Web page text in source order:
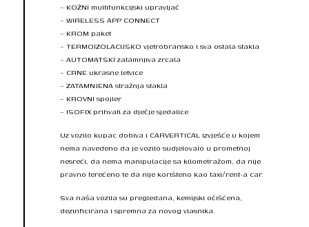
– KOŽNI multifunkcijski upravljač
– WIRELESS APP CONNECT
– KROM paket
– TERMOIZOLACIJSKO vjetrobransko i sva ostala stakla
– AUTOMATSKI zatamnjiva zrcala
– CRNE ukrasne letvice
– ZATAMNJENA stražnja stakla
– KROVNI spojler
– ISOFIX prihvati za dječje sjedalice
Uz vozilo kupac dobiva i CARVERTICAL izvješće u kojem
nema navedeno da je vozilo sudjelovalo u prometnoj
nesreći, da nema manipulacije sa kilometražom, da nije
pravno terećeno te da nije korišteno kao taxi/rent-a car.
Sva naša vozila su pregledana, kemijski očišćena,
dezinficirana i spremna za novog vlasnika.